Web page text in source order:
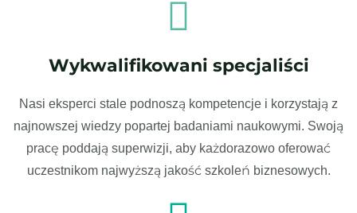
Wykwalifikowani specjaliści
Nasi eksperci stale podnoszą kompetencje i korzystają z
najnowszej wiedzy popartej badaniami naukowymi. Swoją
pracę poddają superwizji, aby każdorazowo oferować
uczestnikom najwyższą jakość szkoleń biznesowych.